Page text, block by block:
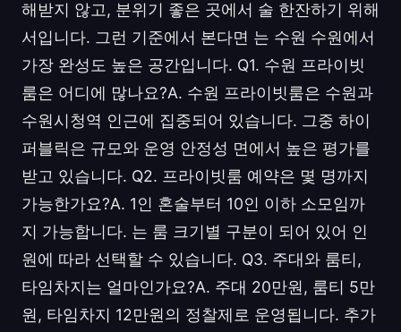
해받지 않고, 분위기 좋은 곳에서 술 한잔하기 위해
서입니다. 그런 기준에서 본다면 는 수원 수원에서
가장 완성도 높은 공간입니다. Q1. 수원 프라이빗
룸은 어디에 많나요?A. 수원 프라이빗룸은 수원과
수원시청역 인근에 집중되어 있습니다. 그중 하이
퍼블릭은 규모와 운영 안정성 면에서 높은 평가를
받고 있습니다. Q2. 프라이빗룸 예약은 몇 명까지
가능한가요?A. 1인 혼술부터 10인 이하 소모임까
지 가능합니다. 는 룸 크기별 구분이 되어 있어 인
원에 따라 선택할 수 있습니다. Q3. 주대와 룸티,
타임차지는 얼마인가요?A. 주대 20만원, 룸티 5만
원, 타임차지 12만원의 정찰제로 운영됩니다. 추가